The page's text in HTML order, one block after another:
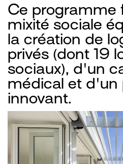
Ce programme
mixité sociale
la création de
privés (dont 19
sociaux), d'un
médical et d'un
innovant.